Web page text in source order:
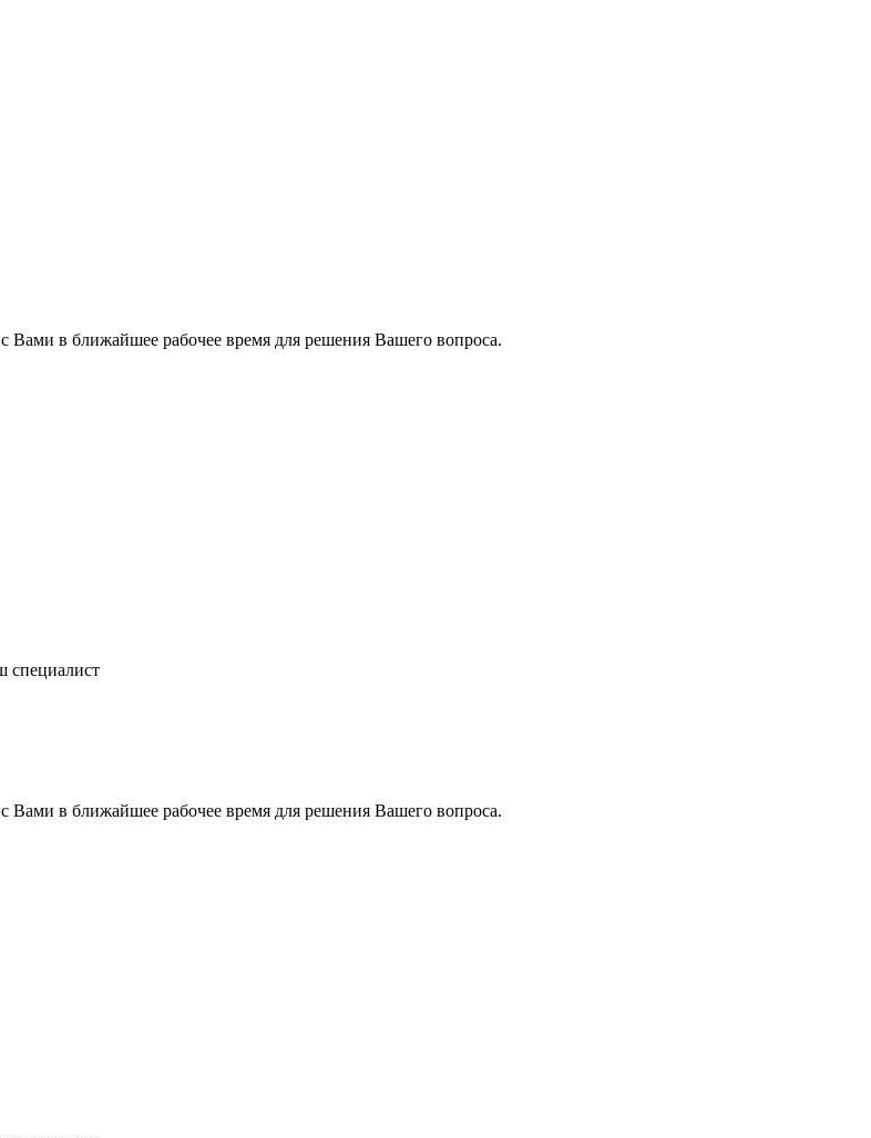
в ближайшее рабочее время для решения Вашего вопроса.
специалист
в ближайшее рабочее время для решения Вашего вопроса.